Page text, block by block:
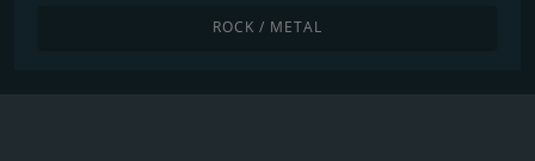
ROCK / METAL